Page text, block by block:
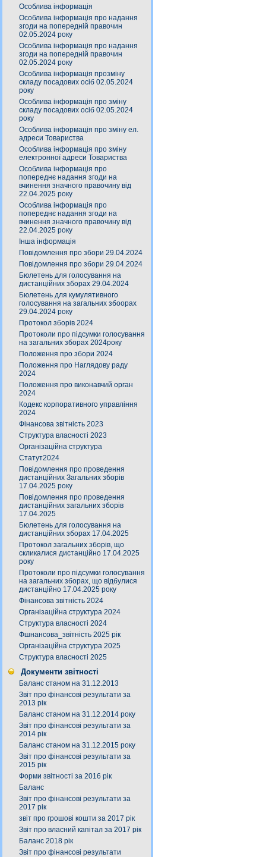
Особлива інформація
Особлива інформація про надання
згоди на попередній правочин
02.05.2024 року
Особлива інформація про надання
згоди на попередній правочин
02.05.2024 року
Особлива інформація прозміну
складу посадових осіб 02.05.2024
року
Особлива інформація про зміну
складу посадових осіб 02.05.2024
року
Особлива інформація про зміну ел.
адреси Товариства
Особлива інформація про зміну
електронної адреси Товариства
Особлива інформація про
попереднє надання згоди на
вчинення значного правочину від
22.04.2025 року
Особлива інформація про
попереднє надання згоди на
вчинення значного правочину від
22.04.2025 року
Інша інформація
Повідомлення про збори 29.04.2024
Повідомлення про збори 29.04.2024
Бюлетень для голосування на
дистанційних зборах 29.04.2024
Бюлетень для кумулятивного
голосування на загальних збоорах
29.04.2024 року
Протокол зборів 2024
Протоколи про підсумки голосування
на загальних зборах 2024року
Положення про збори 2024
Положення про Наглядову раду
2024
Положення про виконавчий орган
2024
Кодекс корпоративного управління
2024
Фінансова звітність 2023
Структура власності 2023
Організаційна структура
Статут2024
Повідомлення про проведення
дистанційних Загальних зборів
17.04.2025 року
Повідомлення про проведення
дистанційних загальних зборів
17.04.2025
Бюлетень для голосування на
дистанційних зборах 17.04.2025
Протокол загальних зборів, що
скликалися дистанційно 17.04.2025
року
Протоколи про підсумки голосування
на загальних зборах, що відбулися
дистанційно 17.04.2025 року
Фінансова звітність 2024
Організаційна структура 2024
Структура власності 2024
Фшнансова_звітність 2025 рік
Організаційна структура 2025
Структура власності 2025
Документи звітності
Баланс станом на 31.12.2013
Звіт про фінансові результати за
2013 рік
Баланс станом на 31.12.2014 року
Звіт про фінансові результати за
2014 рік
Баланс станом на 31.12.2015 року
Звіт про фінансові результати за
2015 рік
Форми звітності за 2016 рік
Баланс
Звіт про фінансові результати за
2017 рік
звіт про грошові кошти за 2017 рік
Звіт про власний капітал за 2017 рік
Баланс 2018 рік
Звіт про фінансові результати